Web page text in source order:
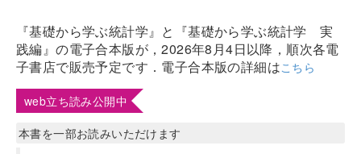
『基礎から学ぶ統計学』と『基礎から学ぶ統計学 実
践編』の電子合本版が，2026年8月4日以降，順次各電
子書店で販売予定です．電子合本版の詳細はこちら
web立ち読み公開中
本書を一部お読みいただけます